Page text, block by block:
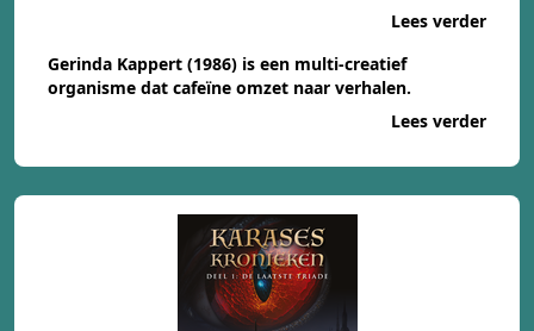
Lees verder
Gerinda Kappert (1986) is een multi-creatief
organisme dat cafeïne omzet naar verhalen.
Lees verder